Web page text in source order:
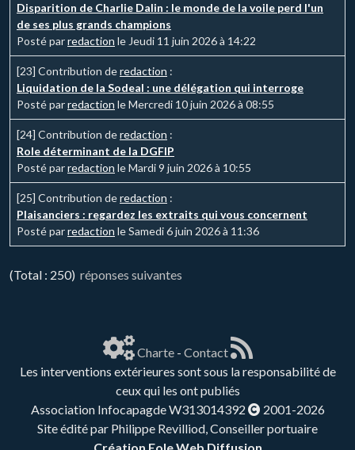
Disparition de Charlie Dalin : le monde de la voile perd l'un
de ses plus grands champions
Posté parredaction le Jeudi 11 juin 2026 à 14:22
[23] Contribution deredaction :
Liquidation de la Sodeal : une délégation qui interroge
Posté parredaction le Mercredi 10 juin 2026 à 08:55
[24] Contribution deredaction :
Role déterminant de la DGFIP
Posté parredaction le Mardi 9 juin 2026 à 10:55
[25] Contribution deredaction :
Plaisanciers : regardez les extraits qui vous concernent
Posté parredaction le Samedi 6 juin 2026 à 11:36
(Total : 250) réponses suivantes
Charte- Contact
Les interventions extérieures sont sous la responsabilité de
ceux qui les ont publiés
Association Infocapagde W313014392
2001-2026
Site édité par Philippe Revilliod, Conseiller portuaire